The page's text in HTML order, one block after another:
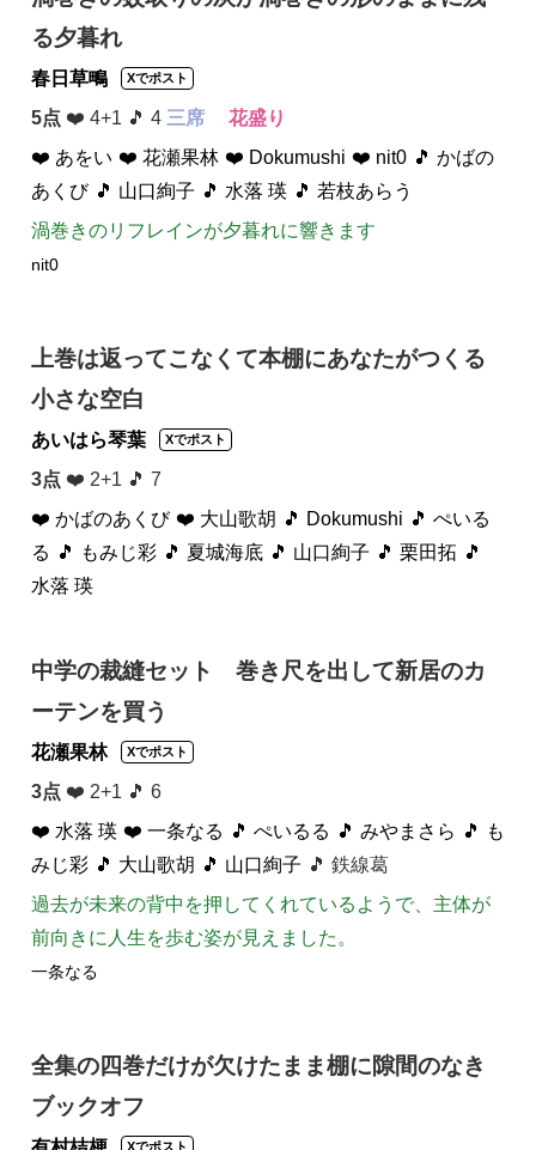
る夕暮れ
春日草鴫 Xでポスト
5点 ❤️ 4+1 🎵 4 三席
花盛り
❤️ あをい ❤️ 花瀬果林 ❤️ Dokumushi ❤️ nit0 🎵 かばの
あくび 🎵 山口絢子 🎵 水落 瑛 🎵 若枝あらう
渦巻きのリフレインが夕暮れに響きます
nit0
上巻は返ってこなくて本棚にあなたがつくる
小さな空白
あいはら琴葉 Xでポスト
3点 ❤️ 2+1 🎵 7
❤️ かばのあくび ❤️ 大山歌胡 🎵 Dokumushi 🎵 ぺいる
る 🎵 もみじ彩 🎵 夏城海底 🎵 山口絢子 🎵 栗田拓 🎵
水落 瑛
中学の裁縫セット 巻き尺を出して新居のカ
ーテンを買う
花瀬果林 Xでポスト
3点 ❤️ 2+1 🎵 6
❤️ 水落 瑛 ❤️ 一条なる 🎵 ぺいるる 🎵 みやまさら 🎵 も
みじ彩 🎵 大山歌胡 🎵 山口絢子 🎵 鉄線葛
過去が未来の背中を押してくれているようで、主体が
前向きに人生を歩む姿が見えました。
一条なる
全集の四巻だけが欠けたまま棚に隙間のなき
ブックオフ
Xでポスト